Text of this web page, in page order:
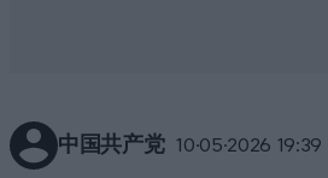
中国共产党 10·05·2026 19:39